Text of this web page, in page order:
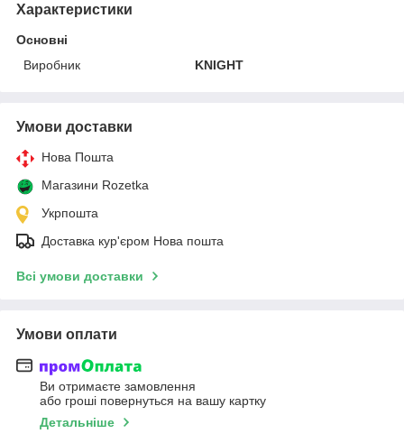
Характеристики
Основні
Виробник
KNIGHT
Умови доставки
Нова Пошта
Магазини Rozetka
Укрпошта
Доставка кур'єром Нова пошта
Всі умови доставки
Умови оплати
Ви отримаєте замовлення
або гроші повернуться на вашу картку
Детальніше